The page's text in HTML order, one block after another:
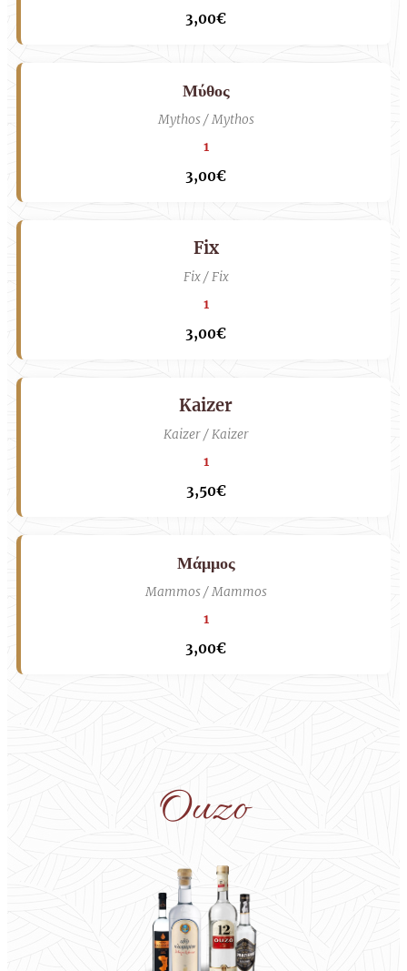
3,00€
Μύθος
Mythos / Mythos
1
3,00€
Fix
Fix / Fix
1
3,00€
Kaizer
Kaizer / Kaizer
1
3,50€
Μάμμος
Mammos / Mammos
1
3,00€
Ouzo